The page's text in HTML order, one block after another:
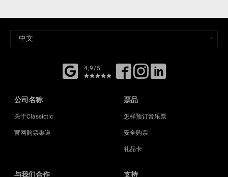
4,9/5
公司名称
关于Classictic
官网购票渠道
票品
怎样预订音乐票
安全购票
礼品卡
与我们合作 支持